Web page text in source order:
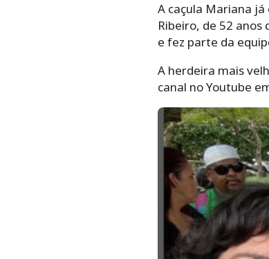
A caçula Mariana já
Ribeiro, de 52
e fez parte da
A herdeira mais
canal no Youtube